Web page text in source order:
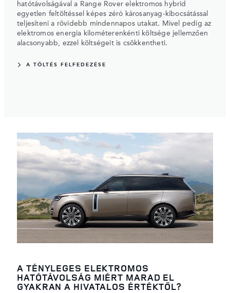
hatótávolságával a Range Rover elektromos hybrid
egyetlen feltöltéssel képes zéró károsanyag-kibocsátással
teljesíteni a rövidebb mindennapos utakat. Mivel pedig az
elektromos energia kilométerenkénti költsége jellemzően
alacsonyabb, ezzel költségeit is csökkentheti.
A TÖLTÉS FELFEDEZÉSE
A TÉNYLEGES ELEKTROMOS
HATÓTÁVOLSÁG MIÉRT MARAD EL
GYAKRAN A HIVATALOS ÉRTÉKTŐL?